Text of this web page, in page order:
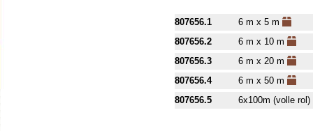
807656.1
6 m x 5 m
807656.2
6 m x 10 m
807656.3
6 m x 20 m
807656.4
6 m x 50 m
807656.5
6x100m (volle rol)